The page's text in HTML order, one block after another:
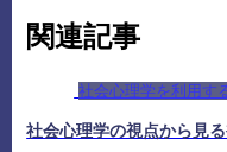
関連記事
社会心理学を利用す
社会心理学の視点から見